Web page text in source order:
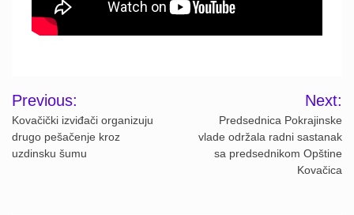
Post
navigation
Previous:
Kovačički izviđači organizuju
drugo pešačenje kroz
uzdinsku šumu
Next:
Predsednica Pokrajinske
vlade održala radni sastanak
sa predsednikom Opštine
Kovačica